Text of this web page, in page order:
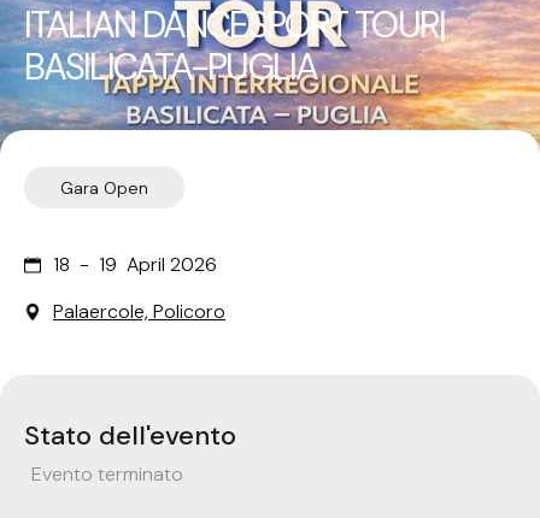
ITALIAN DANCESPORT TOUR|
BASILICATA-PUGLIA
Gara Open
18 - 19 April 2026
Palaercole, Policoro
Stato dell'evento
Evento terminato